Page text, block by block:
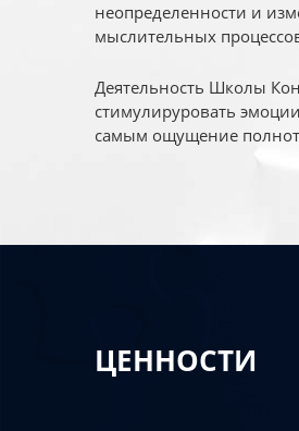
неопределенности и
мыслительных
Деятельность Школы
стимулируровать
самым ощущение
ЦЕННОСТИ